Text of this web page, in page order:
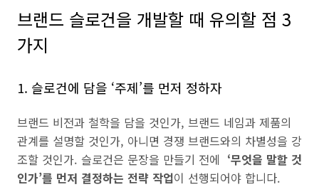
브랜드 슬로건을 개발할 때 유의할 점 3
가지
1. 슬로건에 담을 ‘주제’를 먼저 정하자
브랜드 비전과 철학을 담을 것인가, 브랜드 네임과 제품의
관계를 설명할 것인가, 아니면 경쟁 브랜드와의 차별성을 강
조할 것인가. 슬로건은 문장을 만들기 전에 ‘무엇을 말할 것
인가’를 먼저 결정하는 전략 작업이 선행되어야 합니다.